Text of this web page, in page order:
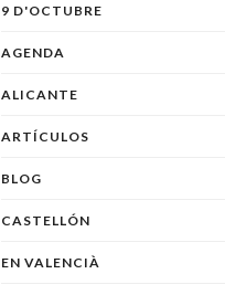
9 D'OCTUBRE
AGENDA
ALICANTE
ARTÍCULOS
BLOG
CASTELLÓN
EN VALENCIÀ